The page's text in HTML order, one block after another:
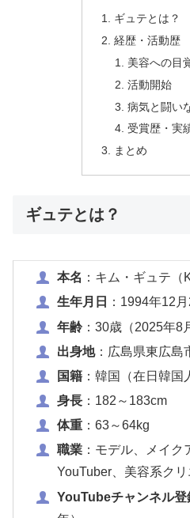
ギュテとは？
経歴・活動歴
美容への目
活動開始
病気と闘い
受賞歴・実
まとめ
ギュテとは？
本名 ：キム・ギュテ（
生年月日
：1994年12月
年齢：30歳（2025年8
出身地：広島県東広島
国籍：韓国（在日韓国
身長：182～183cm
体重：63～64kg
職業：モデル、メイク
YouTuber、美容系ク
YouTubeチャンネル登